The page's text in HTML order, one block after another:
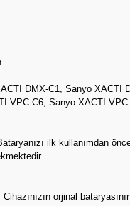
DMX-C1, Sanyo XACTI
VPC-C6, Sanyo XACTI
ilk kullanımdan
orjinal